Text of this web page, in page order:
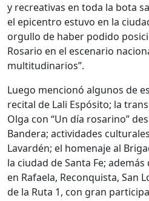
y recreativas en toda la bota
el epicentro estuvo en la
orgullo de haber podido
Rosario en el escenario
multitudinarios”.
Luego mencionó algunos de
recital de Lali Espósito; la
Olga con “Un día rosarino”
Bandera; actividades
Lavardén; el homenaje al
la ciudad de Santa Fe;
en Rafaela, Reconquista, San
de la Ruta 1, con gran